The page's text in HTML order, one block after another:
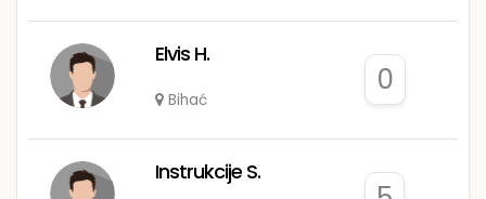
Elvis H.
Bihać
0
Instrukcije S.